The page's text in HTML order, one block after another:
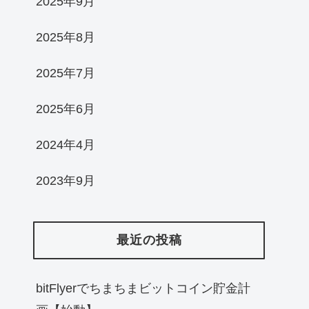
2025年8月
2025年7月
2025年6月
2024年4月
2023年9月
最近の投稿
bitFlyerでちまちまビットコイン貯金計